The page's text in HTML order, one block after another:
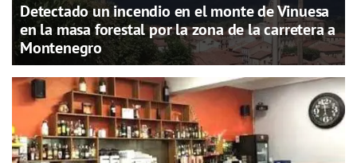
Detectado un incendio en el monte de Vinuesa
en la masa forestal por la zona de la carretera a
Montenegro